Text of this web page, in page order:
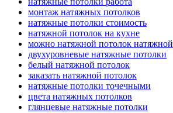
монтаж натяжных потолков
натяжные потолки стоимость
натяжной потолок на кухне
можно натяжной потолок натяжной
двухуровневые натяжные потолки
белый натяжной потолок
заказать натяжной потолок
натяжные потолки точечными
цвета натяжных потолков
глянцевые натяжные потолки